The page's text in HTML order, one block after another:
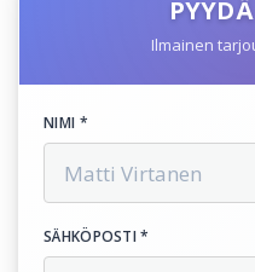
Ilmainen
NIMI *
SÄHKÖPOSTI *